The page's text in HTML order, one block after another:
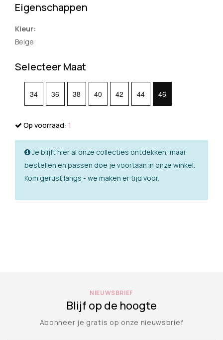
Eigenschappen
Kleur:
Beige
Selecteer Maat
34 36 38 40 42 44 46
Op voorraad: 1
Je blijft hier al onze collecties ontdekken, maar
bestellen en passen doe je voortaan in onze winkel.
Kom gerust langs - we maken er tijd voor.
NIEUWSBRIEF
Blijf op de hoogte
Abonneer je gratis op onze nieuwsbrief